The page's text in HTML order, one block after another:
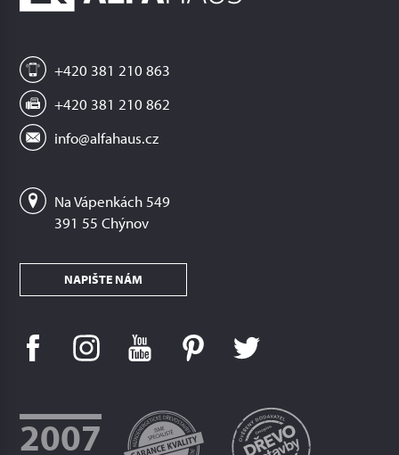
+420 381 210 863
+420 381 210 862
info@alfahaus.cz
Na Vápenkách 549
391 55 Chýnov
NAPIŠTE NÁM
2007